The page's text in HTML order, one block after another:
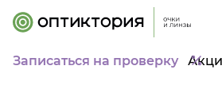
Записаться на проверку